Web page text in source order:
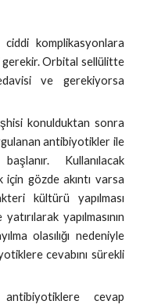
komplikasyonlara
gerekir. Orbital sellülitte
ve gerekiyorsa
konulduktan sonra
antibiyotikler ile
Kullanılacak
gözde akıntı varsa
kültürü yapılması
yapılmasının
olasılığı nedeniyle
cevabını sürekli
cevap